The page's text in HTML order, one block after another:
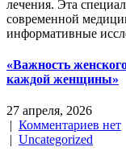
лечения. Эта
современной
информативные
«Важность
каждой женщины»
27 апреля, 2026
| Комментариев нет
| Uncategorized